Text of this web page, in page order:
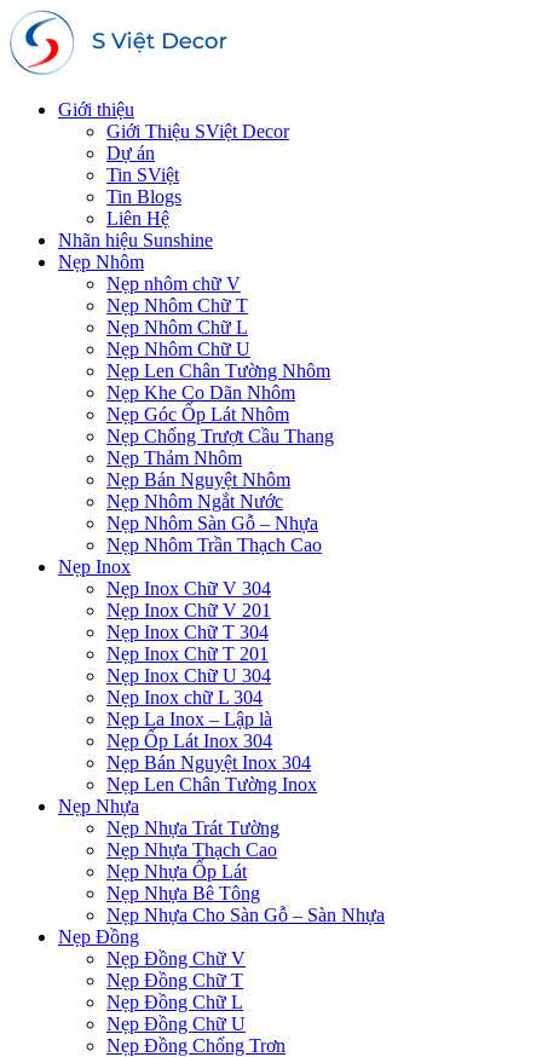
Giới thiệu
Giới Thiệu SViệt Decor
Dự án
Tin SViệt
Tin Blogs
Liên Hệ
Nhãn hiệu Sunshine
Nẹp Nhôm
Nẹp nhôm chữ V
Nẹp Nhôm Chữ T
Nẹp Nhôm Chữ L
Nẹp Nhôm Chữ U
Nẹp Len Chân Tường Nhôm
Nẹp Khe Co Dãn Nhôm
Nẹp Góc Ốp Lát Nhôm
Nẹp Chống Trượt Cầu Thang
Nẹp Thảm Nhôm
Nẹp Bán Nguyệt Nhôm
Nẹp Nhôm Ngắt Nước
Nẹp Nhôm Sàn Gỗ – Nhựa
Nẹp Nhôm Trần Thạch Cao
Nẹp Inox
Nẹp Inox Chữ V 304
Nẹp Inox Chữ V 201
Nẹp Inox Chữ T 304
Nẹp Inox Chữ T 201
Nẹp Inox Chữ U 304
Nẹp Inox chữ L 304
Nẹp La Inox – Lập là
Nẹp Ốp Lát Inox 304
Nẹp Bán Nguyệt Inox 304
Nẹp Len Chân Tường Inox
Nẹp Nhựa
Nẹp Nhựa Trát Tường
Nẹp Nhựa Thạch Cao
Nẹp Nhựa Ốp Lát
Nẹp Nhựa Bê Tông
Nẹp Nhựa Cho Sàn Gỗ – Sàn Nhựa
Nẹp Đồng
Nẹp Đồng Chữ V
Nẹp Đồng Chữ T
Nẹp Đồng Chữ L
Nẹp Đồng Chữ U
Nẹp Đồng Chống Trơn